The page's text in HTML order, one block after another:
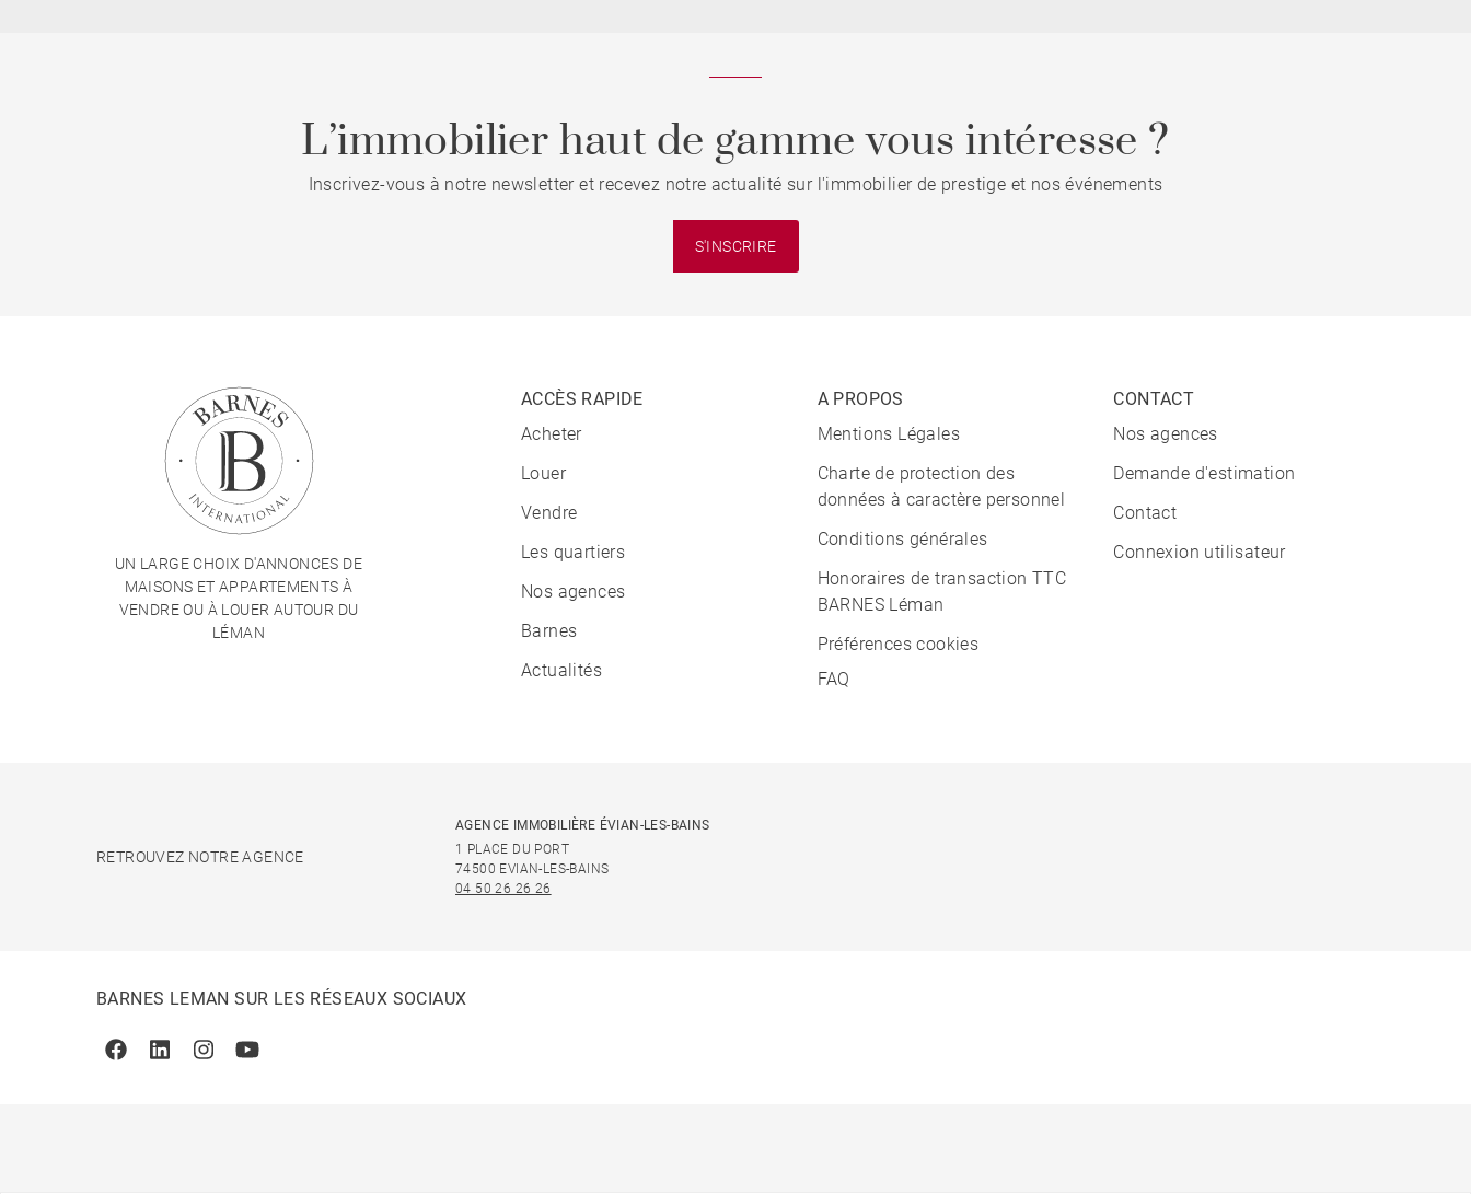
L’immobilier haut de gamme vous intéresse ?
Inscrivez-vous à notre newsletter et recevez notre actualité sur l'immobilier de prestige et nos événements
S'INSCRIRE
UN LARGE CHOIX D'ANNONCES DE
MAISONS ET APPARTEMENTS À
VENDRE OU À LOUER AUTOUR DU
LÉMAN
ACCÈS RAPIDE
Acheter
Louer
Vendre
Les quartiers
Nos agences
Barnes
Actualités
A PROPOS
Mentions Légales
Charte de protection des
données à caractère personnel
Conditions générales
Honoraires de transaction TTC
BARNES Léman
Préférences cookies
FAQ
CONTACT
Nos agences
Demande d'estimation
Contact
Connexion utilisateur
RETROUVEZ NOTRE AGENCE
AGENCE IMMOBILIÈRE ÉVIAN-LES-BAINS
1 PLACE DU PORT
74500 EVIAN-LES-BAINS
04 50 26 26 26
BARNES LEMAN SUR LES RÉSEAUX SOCIAUX
FacebookLinkedinInstagramYoutube